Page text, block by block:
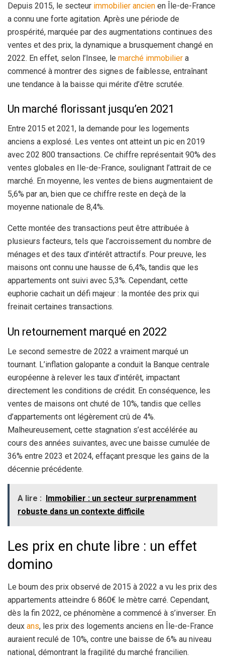
Depuis 2015, le secteur immobilier ancien en Île-de-France
a connu une forte agitation. Après une période de
prospérité, marquée par des augmentations continues des
ventes et des prix, la dynamique a brusquement changé en
2022. En effet, selon l’Insee, le marché immobilier a
commencé à montrer des signes de faiblesse, entraînant
une tendance à la baisse qui mérite d’être scrutée.
Un marché florissant jusqu’en 2021
Entre 2015 et 2021, la demande pour les logements
anciens a explosé. Les ventes ont atteint un pic en 2019
avec 202 800 transactions. Ce chiffre représentait 90% des
ventes globales en Ile-de-France, soulignant l’attrait de ce
marché. En moyenne, les ventes de biens augmentaient de
5,6% par an, bien que ce chiffre reste en deçà de la
moyenne nationale de 8,4%.
Cette montée des transactions peut être attribuée à
plusieurs facteurs, tels que l’accroissement du nombre de
ménages et des taux d’intérêt attractifs. Pour preuve, les
maisons ont connu une hausse de 6,4%, tandis que les
appartements ont suivi avec 5,3%. Cependant, cette
euphorie cachait un défi majeur : la montée des prix qui
freinait certaines transactions.
Un retournement marqué en 2022
Le second semestre de 2022 a vraiment marqué un
tournant. L’inflation galopante a conduit la Banque centrale
européenne à relever les taux d’intérêt, impactant
directement les conditions de crédit. En conséquence, les
ventes de maisons ont chuté de 10%, tandis que celles
d’appartements ont légèrement crû de 4%.
Malheureusement, cette stagnation s’est accélérée au
cours des années suivantes, avec une baisse cumulée de
36% entre 2023 et 2024, effaçant presque les gains de la
décennie précédente.
A lire : Immobilier : un secteur surprenamment
robuste dans un contexte difficile
Les prix en chute libre : un effet
domino
Le boum des prix observé de 2015 à 2022 a vu les prix des
appartements atteindre 6 860€ le mètre carré. Cependant,
dès la fin 2022, ce phénomène a commencé à s’inverser. En
deux ans, les prix des logements anciens en Île-de-France
auraient reculé de 10%, contre une baisse de 6% au niveau
national, démontrant la fragilité du marché francilien.